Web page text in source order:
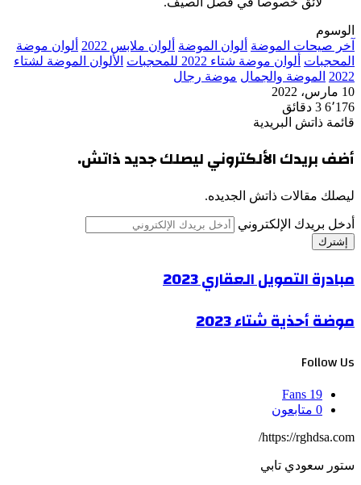
الوسوم
آخر صيحات الموضة ألوان الموضة ألوان ملابس 2022
ألوان موضة
المحجبات ألوان موضة شتاء 2022 للمحجبات
الألوان الموضة لشتاء
2022 الموضة والجمال موضة رجال
10 مارس، 2022
6٬176 3 دقائق
قائمة ذاتش البريدية
أضف بريدك الألكتروني ليصلك جديد ذاتش.
ليصلك مقالات ذاتش الجديده.
أدخل بريدك الإلكتروني
مبادرة التمويل العقاري 2023
موضة أحذية شتاء 2023
Follow Us
19
Fans
0 متابعون
https://rghdsa.com/
ستور سعودي تابي